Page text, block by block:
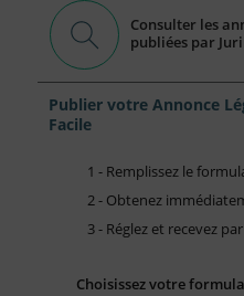
Consulter les
publiées par
Publier votre Annonce
Facile
1 - Remplissez le
2 - Obtenez
3 - Réglez et recevez
Choisissez votre